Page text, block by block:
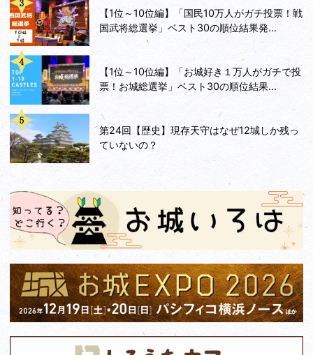
【1位～10位編】「国民10万人がガチ投票！戦
国武将総選挙」ベスト30の順位結果発...
【1位～10位編】「お城好き１万人がガチで投
票！お城総選挙」ベスト30の順位結果...
第24回【歴史】現存天守はなぜ12城しか残っ
ていないの？